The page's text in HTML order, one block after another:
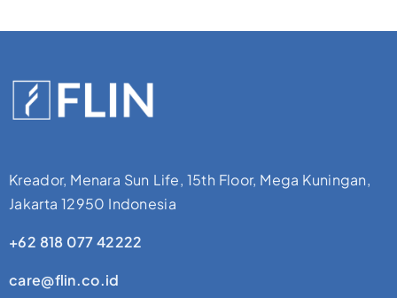
Kreador, Menara Sun Life, 15th Floor, Mega Kuningan,
Jakarta 12950 Indonesia
+62 818 077 42222
care@flin.co.id